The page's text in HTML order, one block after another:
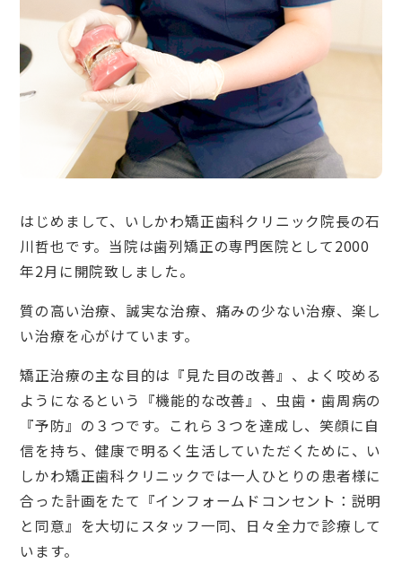
はじめまして、いしかわ矯正歯科クリニック院長の石
川哲也です。当院は歯列矯正の専門医院として2000
年2月に開院致しました。
質の高い治療、誠実な治療、痛みの少ない治療、楽し
い治療を心がけています。
矯正治療の主な目的は『見た目の改善』、よく咬める
ようになるという『機能的な改善』、虫歯・歯周病の
『予防』の３つです。これら３つを達成し、笑顔に自
信を持ち、健康で明るく生活していただくために、い
しかわ矯正歯科クリニックでは一人ひとりの患者様に
合った計画をたて『インフォームドコンセント：説明
と同意』を大切にスタッフ一同、日々全力で診療して
います。